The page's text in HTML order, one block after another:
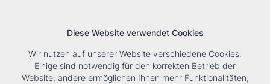
Diese Website verwendet Cookies
Wir nutzen auf unserer Website verschiedene Cookies:
Einige sind notwendig für den korrekten Betrieb der
Website, andere ermöglichen Ihnen mehr Funktionalitäten,